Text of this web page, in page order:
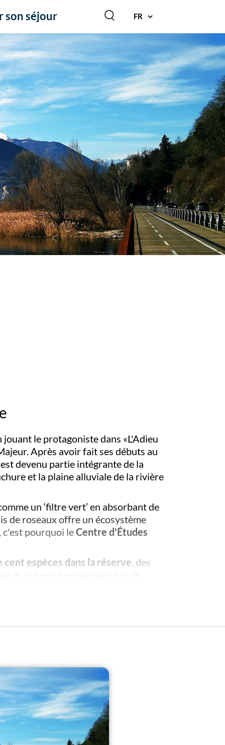
son séjour FR
le protagoniste dans «L'Adieu
Après avoir fait ses débuts au
devenu partie intégrante de la
et la plaine alluviale de la rivière
un ‘filtre vert’ en absorbant de
de roseaux offre un écosystème
c'est pourquoi leCentre d'Études
cent espèces dans la réserve, des
colverts), en passant par de
oublier, bien sûr, les reptiles
blaireaux, belettes et lapins).
suivre le canal de la roselière
les plages du lac ou accéder à
et à la gare locale.
SITE WEB OFFICIEL